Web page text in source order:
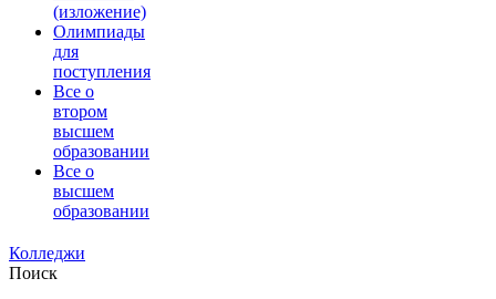
(изложение)
Олимпиады
для
поступления
Все о
втором
высшем
образовании
Все о
высшем
образовании
Колледжи
Поиск